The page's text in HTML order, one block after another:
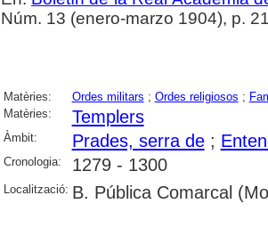
Núm. 13 (enero-marzo 1904), p.
Matèries: Ordes militars ; Ordes religiosos ;
Matèries:
Templers
Àmbit: Prades, serra de;
Cronologia: 1279 - 1300
Localització: B. Pública Comarcal